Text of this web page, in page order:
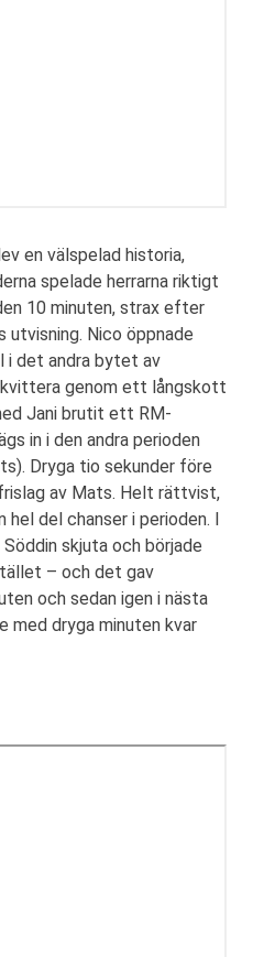
en välspelad historia,
spelade herrarna riktigt
10 minuten, strax efter
utvisning. Nico öppnade
i det andra bytet av
genom ett långskott
Jani brutit ett RM-
in i den andra perioden
Dryga tio sekunder före
av Mats. Helt rättvist,
del chanser i perioden. I
skjuta och började
– och det gav
och sedan igen i nästa
med dryga minuten kvar